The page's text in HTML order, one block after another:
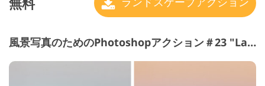
風景写真のためのPhotoshopアクション＃23 "Landscape"